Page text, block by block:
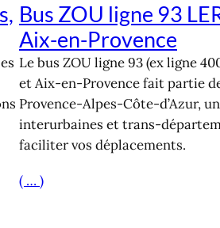
Bus ZOU ligne 93
Aix-en-Provence
Le bus ZOU ligne 93 (ex ligne
et Aix-en-Provence fait partie
Provence-Alpes-Côte-d’Azur,
interurbaines et trans-
faciliter vos déplacements.
( … )